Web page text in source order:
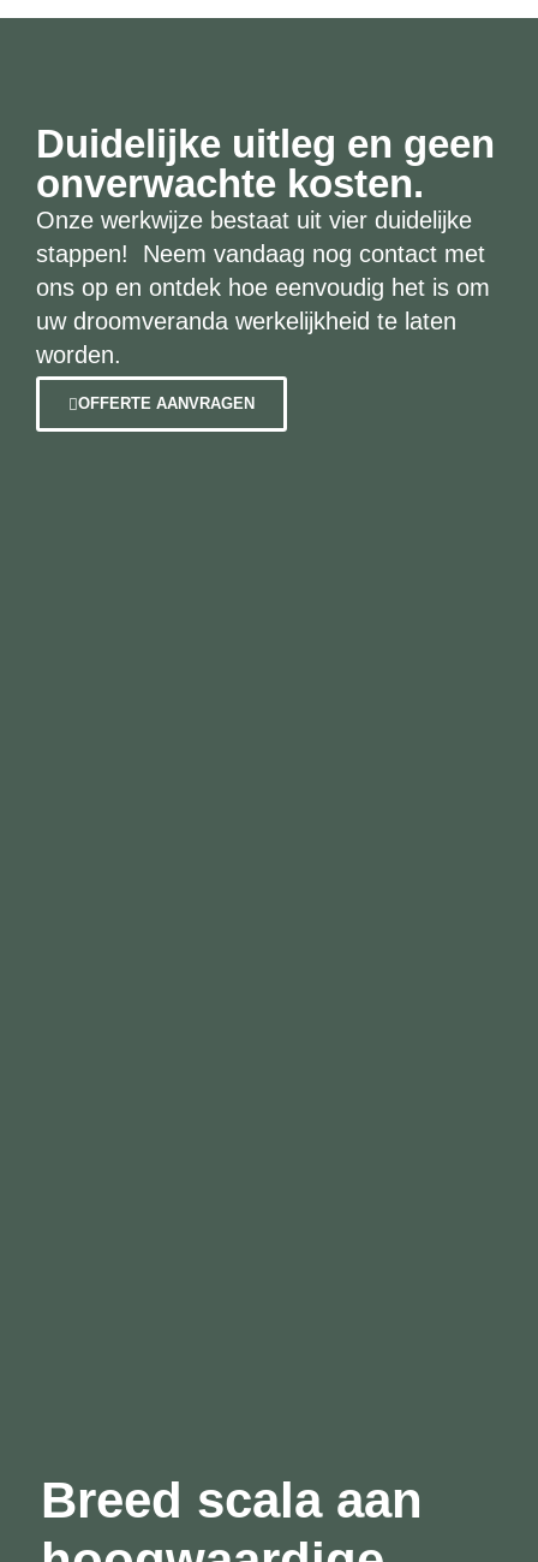
Duidelijke uitleg en geen
onverwachte kosten.
Onze werkwijze bestaat uit vier duidelijke
stappen! Neem vandaag nog contact met
ons op en ontdek hoe eenvoudig het is om
uw droomveranda werkelijkheid te laten
worden.
OFFERTE AANVRAGEN
Breed scala aan